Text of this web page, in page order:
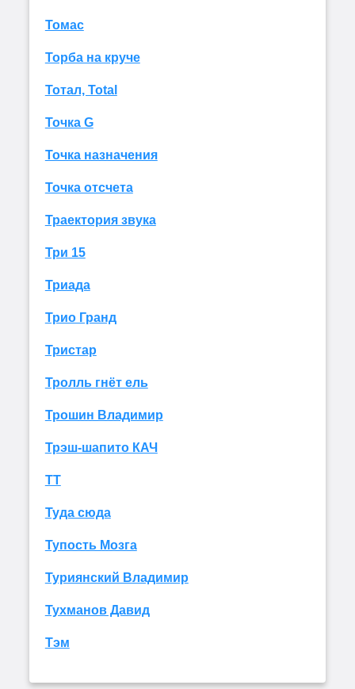
Томас
Торба на круче
Тотал, Total
Точка G
Точка назначения
Точка отсчета
Траектория звука
Три 15
Триада
Трио Гранд
Тристар
Тролль гнёт ель
Трошин Владимир
Трэш-шапито КАЧ
ТТ
Туда сюда
Тупость Мозга
Туриянский Владимир
Тухманов Давид
Тэм